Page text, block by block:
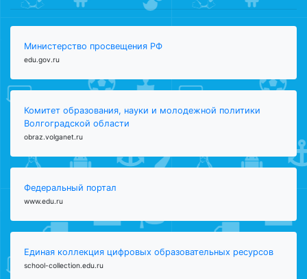
Министерство просвещения РФ
edu.gov.ru
Комитет образования, науки и молодежной политики
Волгоградской области
obraz.volganet.ru
Федеральный портал
www.edu.ru
Единая коллекция цифровых образовательных ресурсов
school-collection.edu.ru